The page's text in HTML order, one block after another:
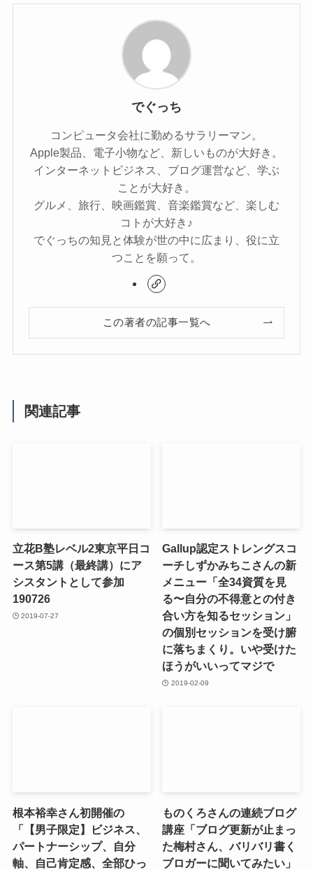
でぐっち
コンピュータ会社に勤めるサラリーマン。
Apple製品、電子小物など、新しいものが大好き。
インターネットビジネス、ブログ運営など、学ぶ
ことが大好き。
グルメ、旅行、映画鑑賞、音楽鑑賞など、楽しむ
コトが大好き♪
でぐっちの知見と体験が世の中に広まり、役に立
つことを願って。
この著者の記事一覧へ
関連記事
立花B塾レベル2東京平日コ
ース第5講（最終講）にア
シスタントとして参加
190726
2019-07-27
Gallup認定ストレングスコ
ーチしずかみちこさんの新
メニュー「全34資質を見
る〜自分の不得意との付き
合い方を知るセッション」
の個別セッションを受け腑
に落ちまくり。いや受けた
ほうがいいってマジで
2019-02-09
根本裕幸さん初開催の
「【男子限定】ビジネス、
パートナーシップ、自分
軸、自己肯定感、全部ひっ
ものくろさんの連続ブログ
講座「ブログ更新が止まっ
た梅村さん、バリバリ書く
ブロガーに聞いてみたい」